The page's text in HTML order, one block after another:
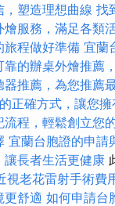
塑造理想曲線 找
燴服務，滿足各類
旅程做好準備 宜蘭
靠的辦桌外燴推薦
器推薦，為您推薦
正確方式，讓您
流程，輕鬆創立您
宜蘭台胞證的申請
長者生活更健康
視老花雷射手術費
更舒適 如何申請台